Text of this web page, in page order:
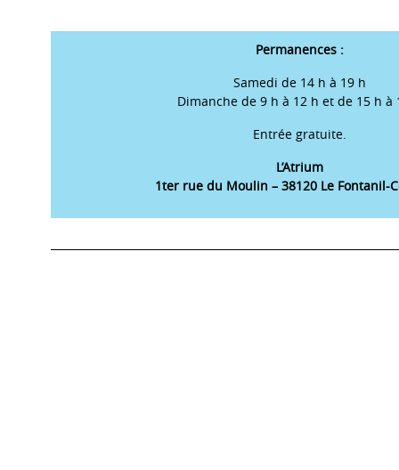
Permanences :
Samedi de 14 h à 19 h
Dimanche de 9 h à 12 h et de 15 h à
Entrée gratuite.
L’Atrium
1ter rue du Moulin – 38120 Le Fontanil-